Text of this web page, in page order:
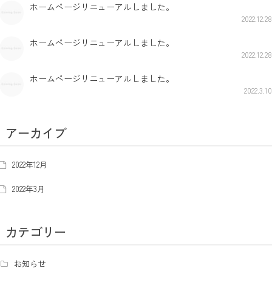
ホームページリニューアルしました。
2022.12.28
ホームページリニューアルしました。
2022.12.28
ホームページリニューアルしました。
2022.3.10
アーカイブ
2022年12月
2022年3月
カテゴリー
お知らせ